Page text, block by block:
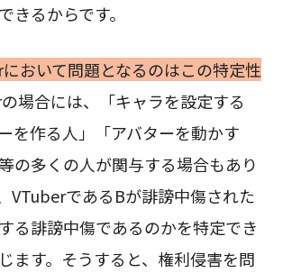
きるからです。
おいて問題となるのはこの特定性
場合には、「キャラを設定する
を作る人」「アバターを動かす
の多くの人が関与する場合もあり
VTuberであるBが誹謗中傷された
る誹謗中傷であるのかを特定でき
ます。そうすると、権利侵害を問